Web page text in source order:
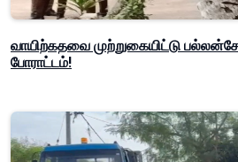
வாயிற்கதவை முற்றுகையிட்டு
போராட்டம்!